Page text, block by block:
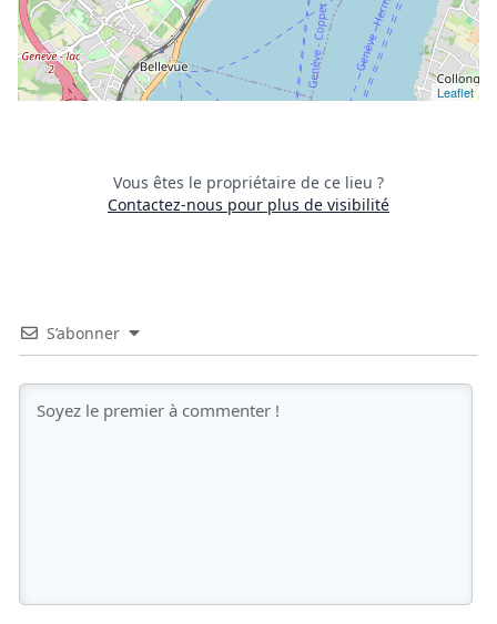
Leaflet
Vous êtes le propriétaire de ce lieu ?
Contactez-nous pour plus de visibilité
S’abonner